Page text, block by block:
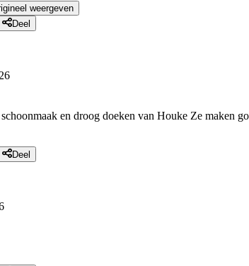
weergeven
Deel
en droog doeken van Houke Ze maken
Deel